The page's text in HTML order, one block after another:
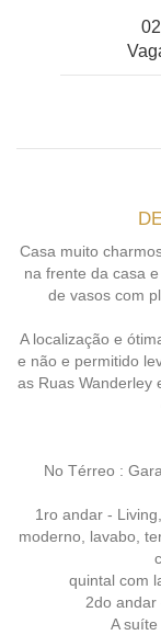
02
Casa muito
na frente da casa
de vasos com
A localização e
e não e permitido
as Ruas Wanderley
No Térreo :
1ro andar -
moderno, lavabo,
quintal com
2do andar
A